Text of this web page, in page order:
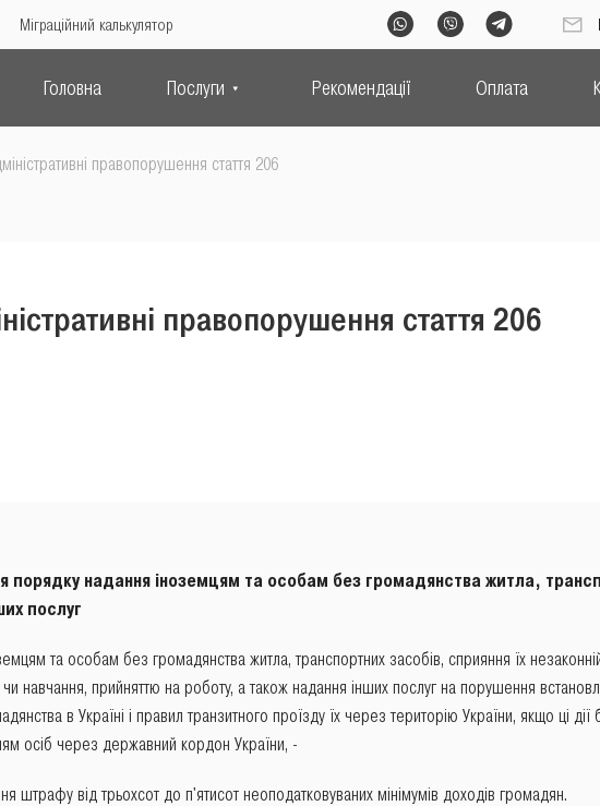
Міграційний калькулятор
Головна Послуги Рекомендації Оплата
правопорушення стаття 206
правопорушення стаття 206
порядку надання іноземцям та особам без громадянства житла,
послуг
та особам без громадянства житла, транспортних засобів, сприяння їх
навчання, прийняттю на роботу, а також надання інших послуг на порушення
в Україні і правил транзитного проїзду їх через територію України, якщо ці
осіб через державний кордон України, -
штрафу від трьохсот до п'ятисот неоподатковуваних мінімумів доходів громадян.